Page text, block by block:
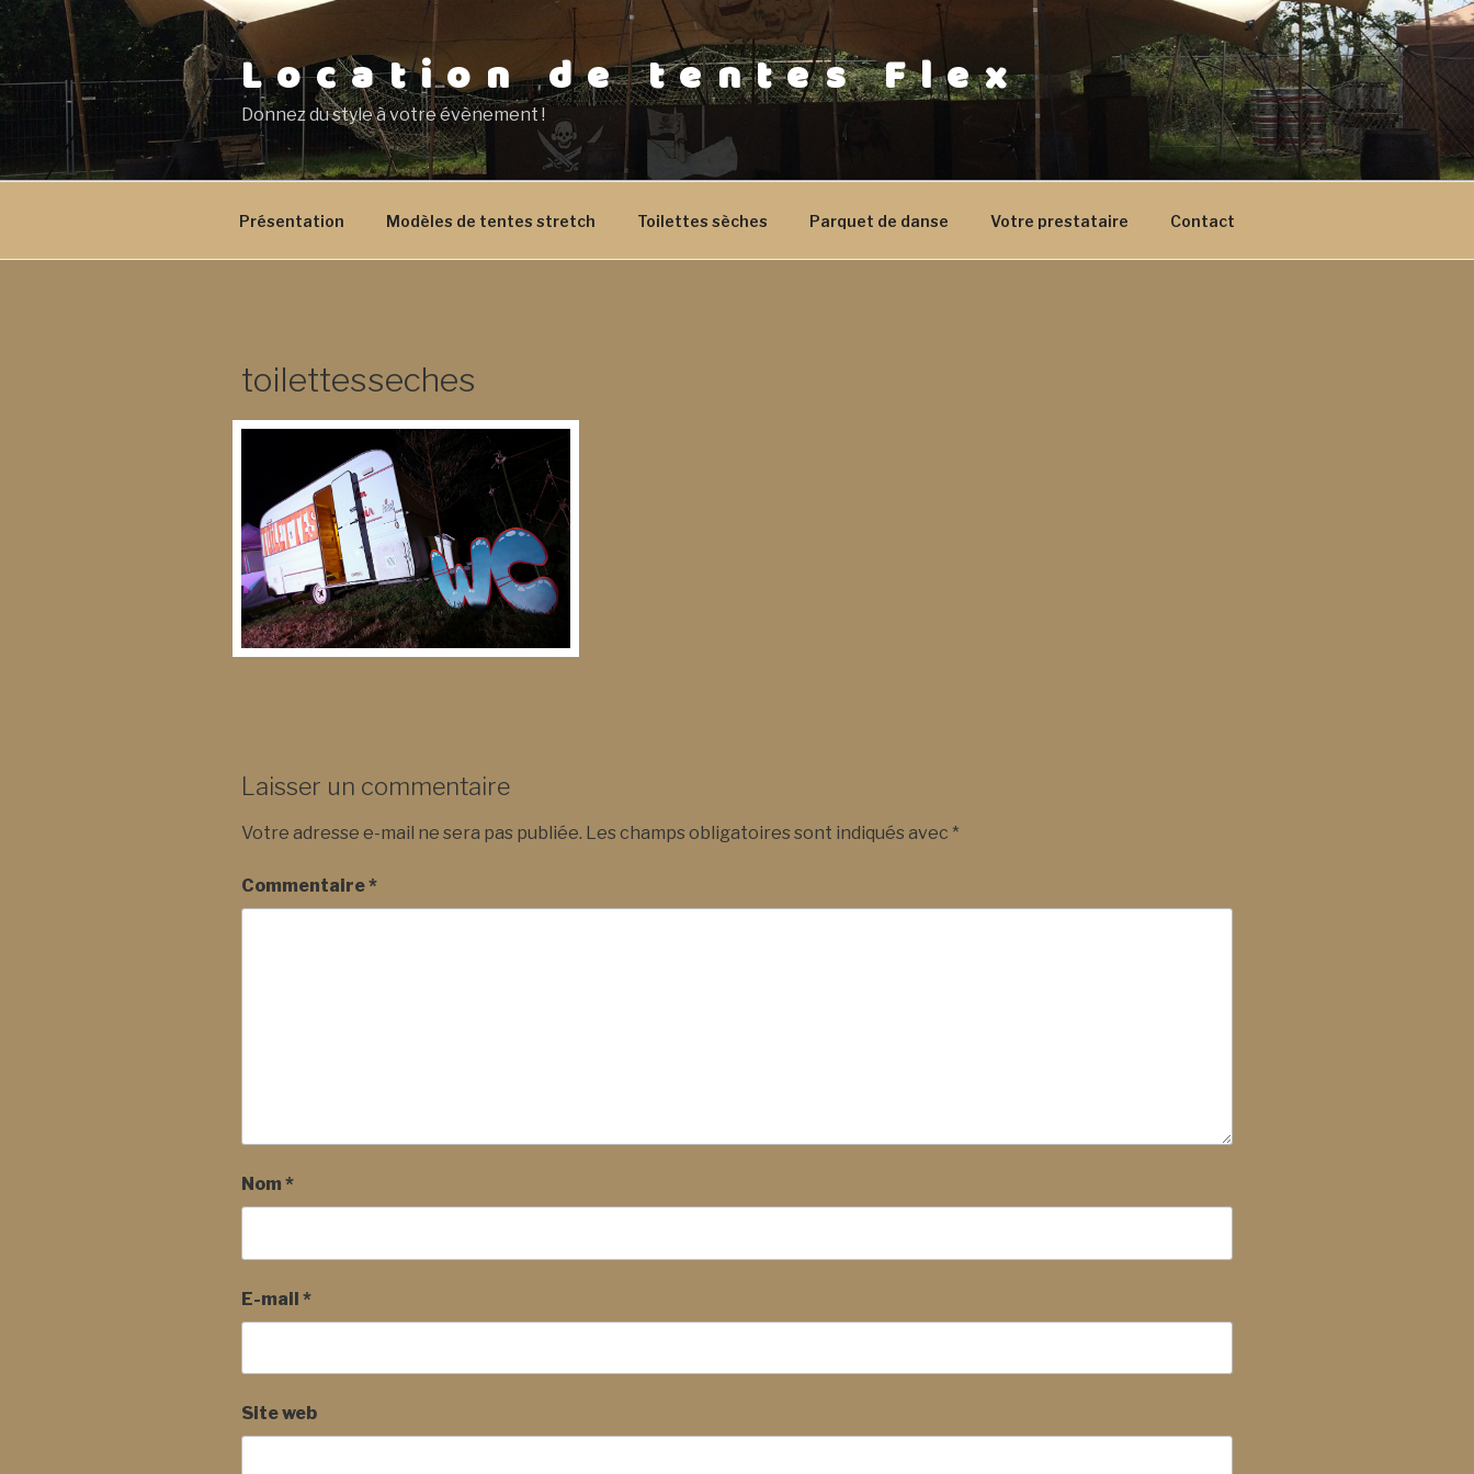
Aller
au
contenu
principal
Location de tentes Flex
Donnez du style à votre évènement !
Présentation Modèles de tentes stretch Toilettes sèches Parquet de danse Votre prestataire Contact
toilettesseches
Laisser un commentaire
Votre adresse e-mail ne sera pas publiée. Les champs obligatoires sont indiqués avec *
Commentaire*
Nom *
E-mail *
Site web